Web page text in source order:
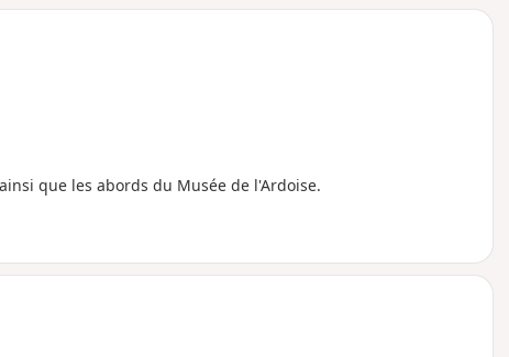
que les abords du Musée de l'Ardoise.